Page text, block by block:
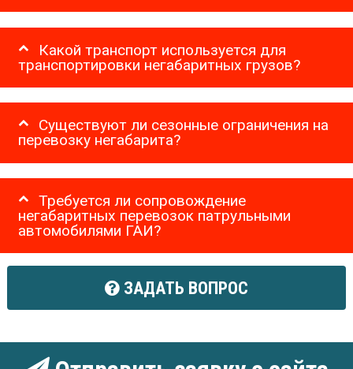
Какой транспорт используется для
транспортировки негабаритных грузов?
Существуют ли сезонные ограничения на
перевозку негабарита?
Требуется ли сопровождение
негабаритных перевозок патрульными
автомобилями ГАИ?
ЗАДАТЬ ВОПРОС